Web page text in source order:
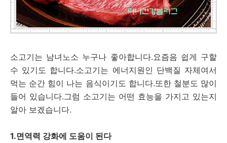
소고기는 남녀노소 누구나 좋아합니다.요즘음 쉽게 구할
수 있기도 합니다.소고기는 에너지원인 단백질 자체여서
먹는 순간 힘이 나는 음식이기도 합니다.또한 철분도 많이
들어 있습니다.그럼 소고기는 어떤 효능을 가지고 있는지
알아 보겠습니다.
1.면역력 강화에 도움이 된다